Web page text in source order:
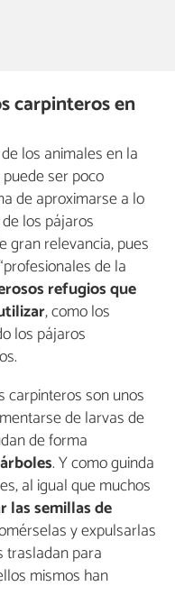
carpinteros en
los animales en la
ser poco
de aproximarse a lo
los pájaros
gran relevancia, pues
de la
refugios que
, como los
los pájaros
carpinteros son unos
de larvas de
de forma
. Y como guinda
al igual que muchos
las semillas de
y expulsarlas
trasladan para
mismos han